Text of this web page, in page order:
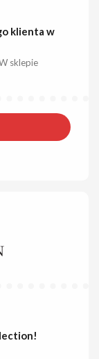
klienta w
sklepie